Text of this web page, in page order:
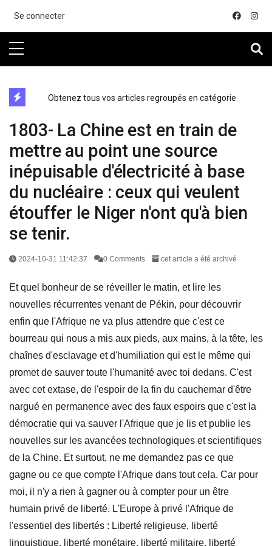
Se connecter
Obtenez tous vos articles regroupés en catégorie
1803- La Chine est en train de
mettre au point une source
inépuisable d'électricité à base
du nucléaire : ceux qui veulent
étouffer le Niger n'ont qu'à bien
se tenir.
2024-10-31 11:42:37 0 Comments cet article a été archivé
Et quel bonheur de se réveiller le matin, et lire les
nouvelles récurrentes venant de Pékin, pour découvrir
enfin que l'Afrique ne va plus attendre que c'est ce
bourreau qui nous a mis aux pieds, aux mains, à la tête, les
chaînes d'esclavage et d'humiliation qui est le même qui
promet de sauver toute l'humanité avec toi dedans. C'est
avec cet extase, de l'espoir de la fin du cauchemar d'être
nargué en permanence avec des faux espoirs que c'est la
démocratie qui va sauver l'Afrique que je lis et publie les
nouvelles sur les avancées technologiques et scientifiques
de la Chine. Et surtout, ne me demandez pas ce que
gagne ou ce que compte l'Afrique dans tout cela. Car pour
moi, il n'y a rien à gagner ou à compter pour un être
humain privé de liberté. L'Europe à privé l'Afrique de
l'essentiel des libertés : Liberté religieuse, liberté
linguistique, liberté monétaire, liberté militaire, liberté